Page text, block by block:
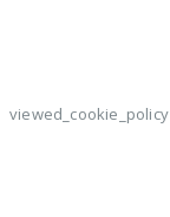
viewed_cookie_policy